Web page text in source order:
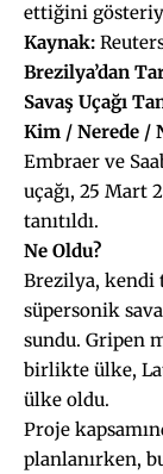
ettiğini
Kaynak:
Brezilya’dan
Savaş Uçağı
Kim / Nerede /
Embraer ve
uçağı, 25 Mart
tanıtıldı.
Ne Oldu?
Brezilya, kendi
süpersonik
sundu. Gripen
birlikte ülke,
ülke oldu.
Proje
planlanırken,